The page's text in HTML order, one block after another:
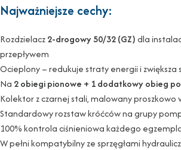
Najważniejsze cechy:
Rozdzielacz2-drogowy 50/32 (GZ)dla
przepływem
Ocieplony – redukuje straty energii i zwiększa
Na 2 obiegi pionowe + 1 dodatkowy obieg
Kolektor z czarnej stali, malowany proszkowo
Standardowy rozstaw króćców na grupy
100% kontrola ciśnieniowa każdego
W pełni kompatybilny ze sprzęgłami